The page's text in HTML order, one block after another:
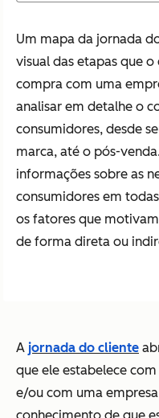
Um mapa da jornada
visual das etapas que
compra com uma
analisar em detalhe o
consumidores, desde
marca, até o pós-
informações sobre as
consumidores em
os fatores que
de forma direta ou
A jornada do cliente
que ele estabelece
e/ou com uma